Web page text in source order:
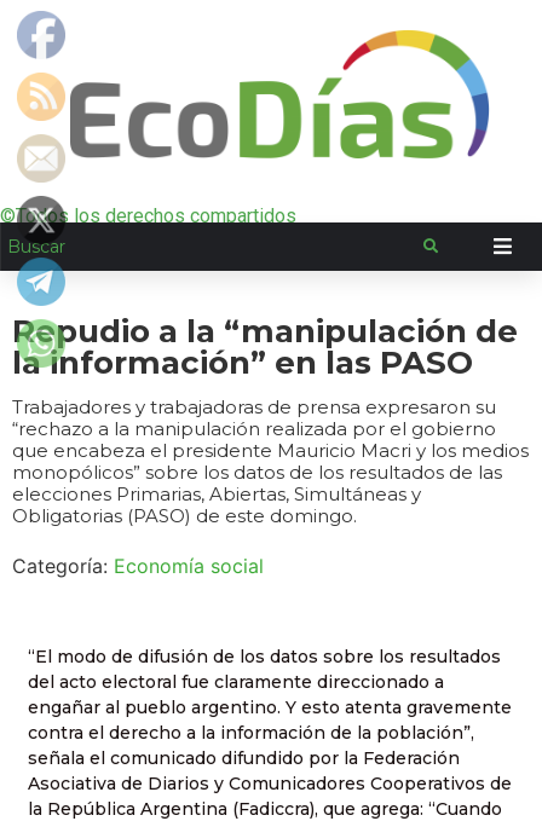
©Todos los derechos compartidos
Repudio a la “manipulación de
la información” en las PASO
Trabajadores y trabajadoras de prensa expresaron su
“rechazo a la manipulación realizada por el gobierno
que encabeza el presidente Mauricio Macri y los medios
monopólicos” sobre los datos de los resultados de las
elecciones Primarias, Abiertas, Simultáneas y
Obligatorias (PASO) de este domingo.
Categoría: Economía social
“El modo de difusión de los datos sobre los resultados
del acto electoral fue claramente direccionado a
engañar al pueblo argentino. Y esto atenta gravemente
contra el derecho a la información de la población”,
señala el comunicado difundido por la Federación
Asociativa de Diarios y Comunicadores Cooperativos de
la República Argentina (Fadiccra), que agrega: “Cuando